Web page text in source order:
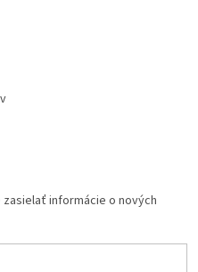
zasielať informácie o nových